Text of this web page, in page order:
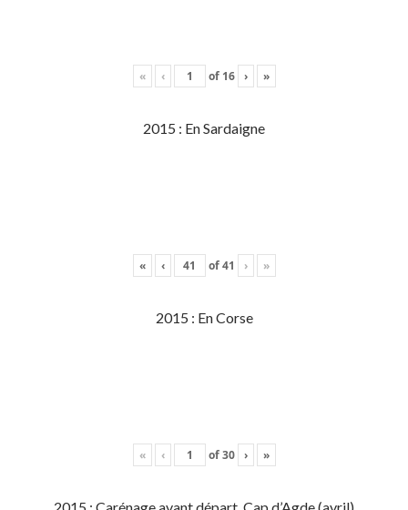
« ‹ of 16 › »
2015 : En Sardaigne
« ‹ of41 › »
2015 : En Corse
« ‹ of30 › »